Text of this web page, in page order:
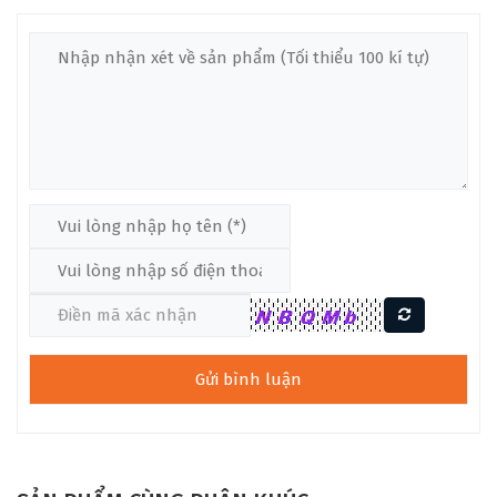
cho mặt đàn vì tính linh hoạt trong âm thanh, trong khi
rosewood và gỗ gụ thích hợp cho phần lưng và hông đàn nhờ
Định hướng phát triển của Gotar xoay quanh các cây đàn
guitar cổ điển, với mong muốn đem lại âm thanh ấm áp, sắc
nét và dễ dàng chơi. Các sản phẩm của Gotar luôn được làm
từ chất liệu gỗ chọn lọc, góp phần tạo nên âm thanh phong
giá trị lâu dài. Đây là cây đàn lý tưởng cho những người chơi